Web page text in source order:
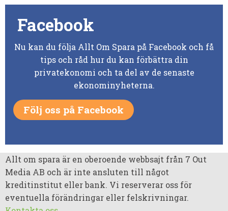
Facebook
Nu kan du följa Allt Om Spara på Facebook och få
tips och råd hur du kan förbättra din
privatekonomi och ta del av de senaste
ekonominyheterna.
Följ oss på Facebook
Allt om spara är en oberoende webbsajt från 7 Out
Media AB och är inte ansluten till något
kreditinstitut eller bank. Vi reserverar oss för
eventuella förändringar eller felskrivningar.